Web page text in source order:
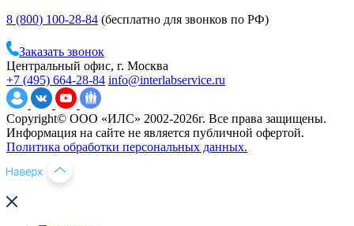
8 (800) 100-28-84 (бесплатно для звонков по РФ)
Заказать звонок
Центральный офис, г. Москва
+7 (495) 664-28-84 info@interlabservice.ru
Copyright© ООО «ИЛС» 2002-2026г. Все права защищены.
Информация на сайте не является публичной офертой.
Политика обработки персональных данных.